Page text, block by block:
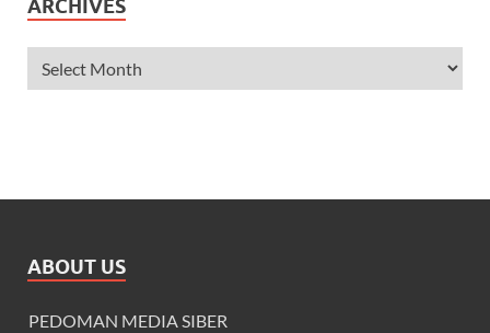
ARCHIVES
ABOUT US
PEDOMAN MEDIA SIBER